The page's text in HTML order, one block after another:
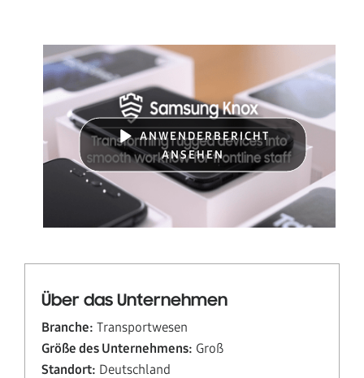
ANWENDERBERICHT
ANSEHEN
Über das Unternehmen
Branche: Transportwesen
Größe des Unternehmens: Groß
Standort: Deutschland